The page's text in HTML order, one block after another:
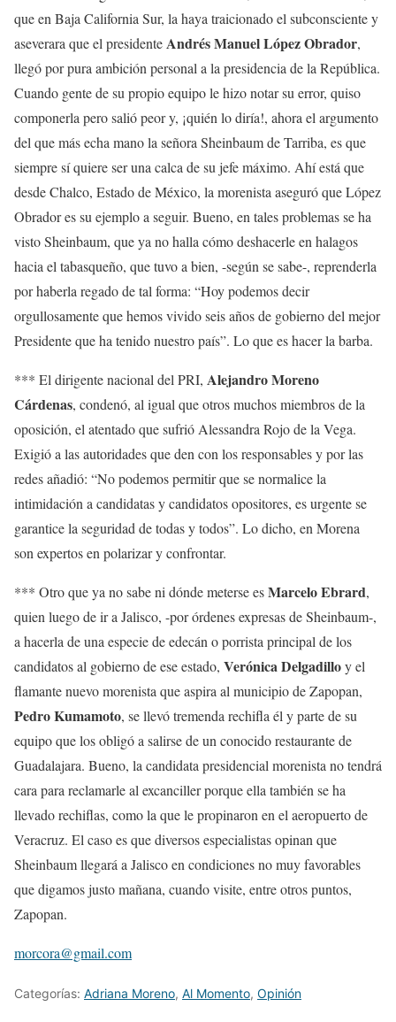
que en Baja California Sur, la haya traicionado el subconsciente y
aseverara que el presidenteAndrés Manuel López Obrador,
llegó por pura ambición personal a la presidencia de la República.
Cuando gente de su propio equipo le hizo notar su error, quiso
componerla pero salió peor y, ¡quién lo diría!, ahora el argumento
del que más echa mano la señora Sheinbaum de Tarriba, es que
siempre sí quiere ser una calca de su jefe máximo. Ahí está que
desde Chalco, Estado de México, la morenista aseguró que López
Obrador es su ejemplo a seguir. Bueno, en tales problemas se ha
visto Sheinbaum, que ya no halla cómo deshacerle en halagos
hacia el tabasqueño, que tuvo a bien, -según se sabe-, reprenderla
por haberla regado de tal forma: “Hoy podemos decir
orgullosamente que hemos vivido seis años de gobierno del mejor
Presidente que ha tenido nuestro país”. Lo que es hacer la barba.
*** El dirigente nacional del PRI, Alejandro Moreno
Cárdenas, condenó, al igual que otros muchos miembros de la
oposición, el atentado que sufrió Alessandra Rojo de la Vega.
Exigió a las autoridades que den con los responsables y por las
redes añadió: “No podemos permitir que se normalice la
intimidación a candidatas y candidatos opositores, es urgente se
garantice la seguridad de todas y todos”. Lo dicho, en Morena
son expertos en polarizar y confrontar.
*** Otro que ya no sabe ni dónde meterse esMarcelo Ebrard,
quien luego de ir a Jalisco, -por órdenes expresas de Sheinbaum-,
a hacerla de una especie de edecán o porrista principal de los
candidatos al gobierno de ese estado, Verónica Delgadilloy el
flamante nuevo morenista que aspira al municipio de Zapopan,
Pedro Kumamoto, se llevó tremenda rechifla él y parte de su
equipo que los obligó a salirse de un conocido restaurante de
Guadalajara. Bueno, la candidata presidencial morenista no tendrá
cara para reclamarle al excanciller porque ella también se ha
llevado rechiflas, como la que le propinaron en el aeropuerto de
Veracruz. El caso es que diversos especialistas opinan que
Sheinbaum llegará a Jalisco en condiciones no muy favorables
que digamos justo mañana, cuando visite, entre otros puntos,
Zapopan.
morcora@gmail.com
Categorías: Adriana Moreno, Al Momento, Opinión